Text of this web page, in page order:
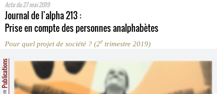
journaldelalpha.be
Espace presse
Actu du27 mai 2019
Journal de l’alpha 213 :
Prise en compte des personnes analphabètes
Pour quel projet de société ? (2e trimestre 2019)
Publications